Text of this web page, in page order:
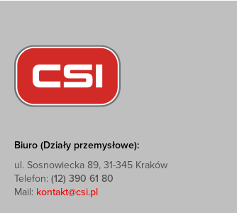
Biuro (Działy przemysłowe):
ul. Sosnowiecka 89, 31-345 Kraków
Telefon: (12) 390 61 80
Mail: kontakt@csi.pl